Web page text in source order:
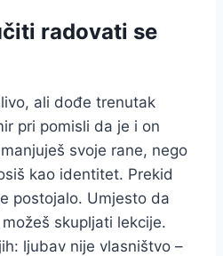
radovati se
ali dođe trenutak
pri pomisli da je i on
svoje rane, nego
kao identitet. Prekid
postojalo. Umjesto da
skupljati lekcije.
ljubav nije vlasništvo –